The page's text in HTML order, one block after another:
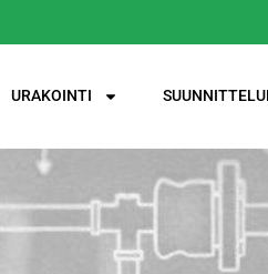
URAKOINTI